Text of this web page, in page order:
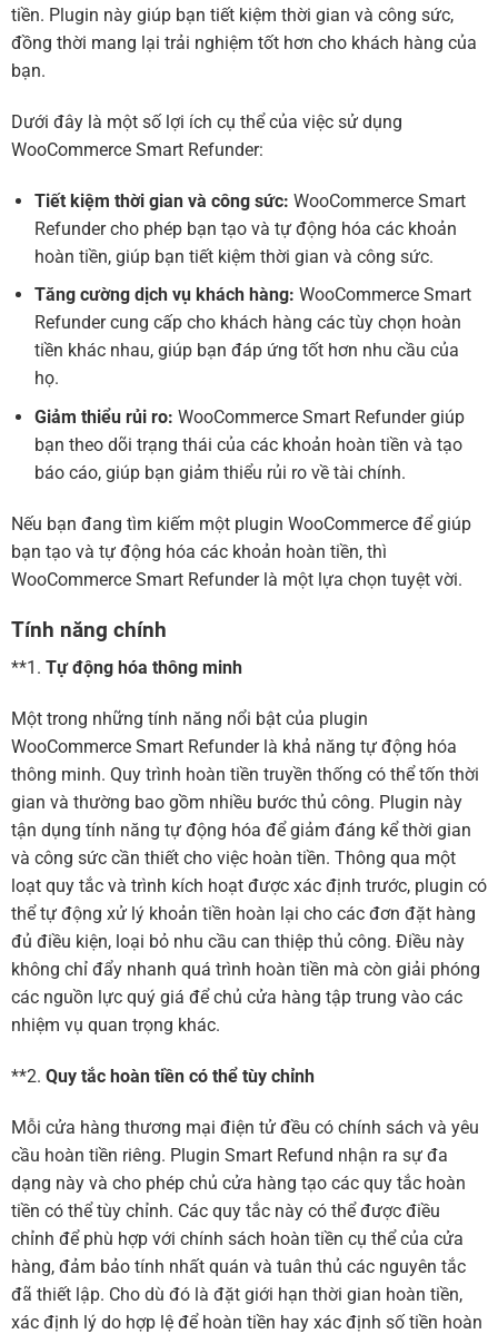
tiền. Plugin này giúp bạn tiết kiệm thời gian và công sức,
đồng thời mang lại trải nghiệm tốt hơn cho khách hàng của
bạn.
Dưới đây là một số lợi ích cụ thể của việc sử dụng
WooCommerce Smart Refunder:
Tiết kiệm thời gian và công sức: WooCommerce Smart
Refunder cho phép bạn tạo và tự động hóa các khoản
hoàn tiền, giúp bạn tiết kiệm thời gian và công sức.
Tăng cường dịch vụ khách hàng: WooCommerce Smart
Refunder cung cấp cho khách hàng các tùy chọn hoàn
tiền khác nhau, giúp bạn đáp ứng tốt hơn nhu cầu của
họ.
Giảm thiểu rủi ro: WooCommerce Smart Refunder giúp
bạn theo dõi trạng thái của các khoản hoàn tiền và tạo
báo cáo, giúp bạn giảm thiểu rủi ro về tài chính.
Nếu bạn đang tìm kiếm một plugin WooCommerce để giúp
bạn tạo và tự động hóa các khoản hoàn tiền, thì
WooCommerce Smart Refunder là một lựa chọn tuyệt vời.
Tính năng chính
**1. Tự động hóa thông minh
Một trong những tính năng nổi bật của plugin
WooCommerce Smart Refunder là khả năng tự động hóa
thông minh. Quy trình hoàn tiền truyền thống có thể tốn thời
gian và thường bao gồm nhiều bước thủ công. Plugin này
tận dụng tính năng tự động hóa để giảm đáng kể thời gian
và công sức cần thiết cho việc hoàn tiền. Thông qua một
loạt quy tắc và trình kích hoạt được xác định trước, plugin có
thể tự động xử lý khoản tiền hoàn lại cho các đơn đặt hàng
đủ điều kiện, loại bỏ nhu cầu can thiệp thủ công. Điều này
không chỉ đẩy nhanh quá trình hoàn tiền mà còn giải phóng
các nguồn lực quý giá để chủ cửa hàng tập trung vào các
nhiệm vụ quan trọng khác.
**2. Quy tắc hoàn tiền có thể tùy chỉnh
Mỗi cửa hàng thương mại điện tử đều có chính sách và yêu
cầu hoàn tiền riêng. Plugin Smart Refund nhận ra sự đa
dạng này và cho phép chủ cửa hàng tạo các quy tắc hoàn
tiền có thể tùy chỉnh. Các quy tắc này có thể được điều
chỉnh để phù hợp với chính sách hoàn tiền cụ thể của cửa
hàng, đảm bảo tính nhất quán và tuân thủ các nguyên tắc
đã thiết lập. Cho dù đó là đặt giới hạn thời gian hoàn tiền,
xác định lý do hợp lệ để hoàn tiền hay xác định số tiền hoàn